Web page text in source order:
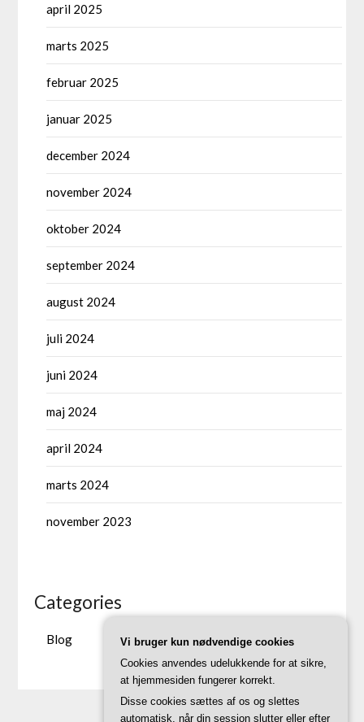
april 2025
marts 2025
februar 2025
januar 2025
december 2024
november 2024
oktober 2024
september 2024
august 2024
juli 2024
juni 2024
maj 2024
april 2024
marts 2024
november 2023
Categories
Blog
Vi bruger kun nødvendige cookies
Cookies anvendes udelukkende for at sikre,
at hjemmesiden fungerer korrekt.
Disse cookies sættes af os og slettes
automatisk, når din session slutter eller efter